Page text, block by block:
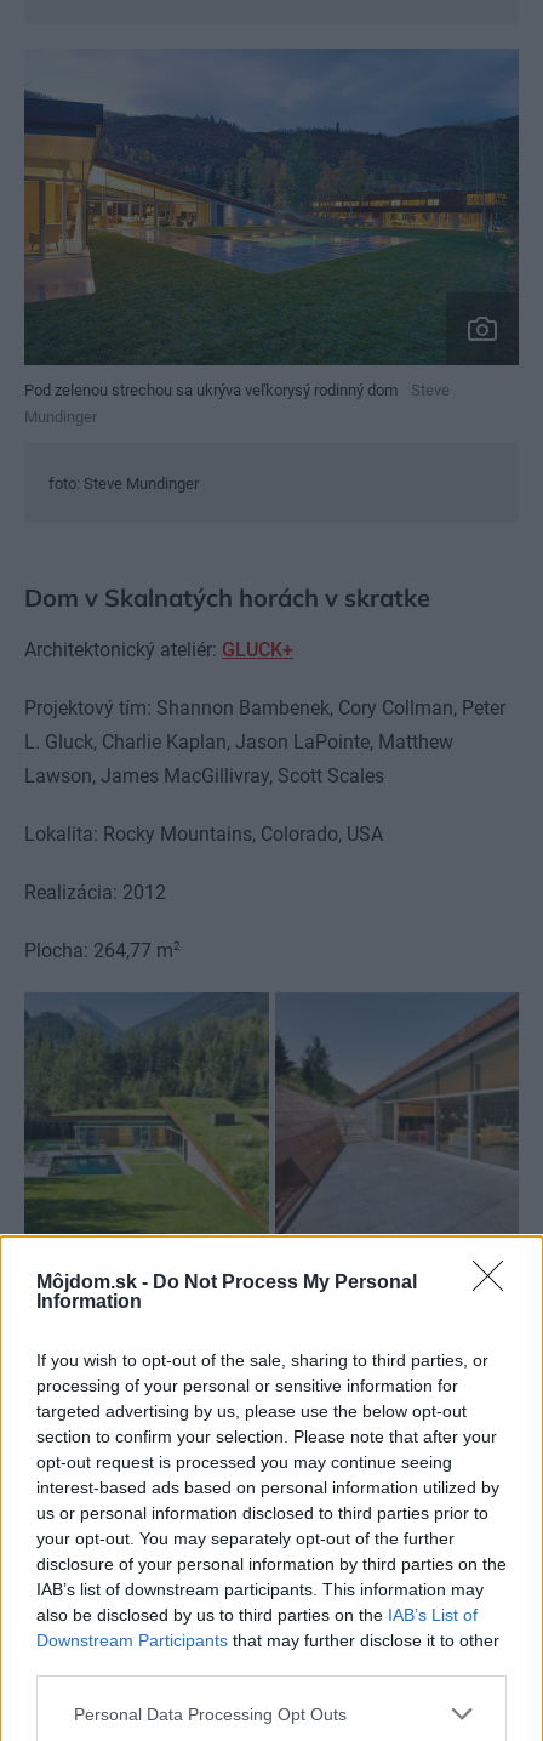
Môjdom.sk - Do Not Process My Personal
Information
If you wish to opt-out of the sale, sharing to third parties, or
processing of your personal or sensitive information for
targeted advertising by us, please use the below opt-out
section to confirm your selection. Please note that after your
opt-out request is processed you may continue seeing
interest-based ads based on personal information utilized by
us or personal information disclosed to third parties prior to
your opt-out. You may separately opt-out of the further
disclosure of your personal information by third parties on the
IAB’s list of downstream participants. This information may
also be disclosed by us to third parties on the IAB’s List of
Downstream Participants that may further disclose it to other
Please note that this website/app uses one or more Google
Personal Data Processing Opt Outs
Pod zelenou strechou sa ukrýva veľkorysý rodinný dom
Steve
Mundinger
foto: Steve Mundinger
Dom v Skalnatých horách v skratke
Architektonický ateliér: GLUCK+
Projektový tím: Shannon Bambenek, Cory Collman, Peter
L. Gluck, Charlie Kaplan, Jason LaPointe, Matthew
Lawson, James MacGillivray, Scott Scales
Lokalita: Rocky Mountains, Colorado, USA
Realizácia: 2012
Plocha: 264,77 m2